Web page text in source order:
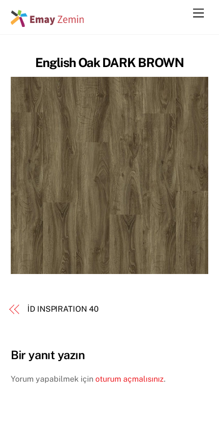
English Oak DARK BROWN
İD INSPIRATION 40
Bir yanıt yazın
Yorum yapabilmek içinoturum açmalısınız.